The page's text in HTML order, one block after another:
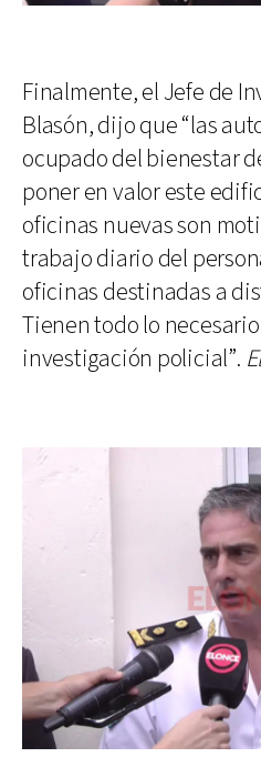
Finalmente, el Jefe de
Blasón, dijo que “las
ocupado del bienestar
poner en valor este
oficinas nuevas son
trabajo diario del
oficinas destinadas a
Tienen todo lo
investigación policial”.